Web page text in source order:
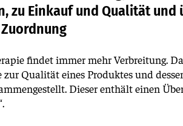
zu Einkauf und Qualität und
findet immer mehr Verbreitung.
zur Qualität eines Produktes und
Dieser enthält einen